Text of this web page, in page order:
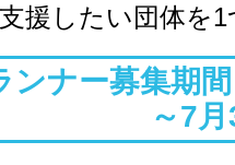
援したい団体を
ンナー募集期
～7